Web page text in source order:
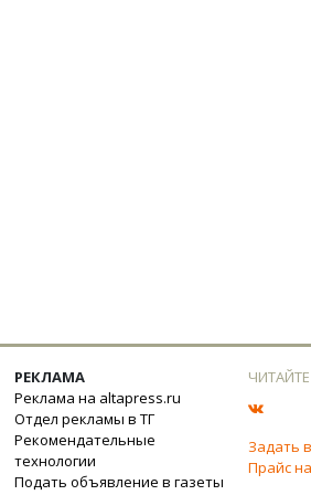
РЕКЛАМА
Реклама на altapress.ru
Отдел рекламы в ТГ
Рекомендательные
технологии
Подать объявление в газеты
Задать
Прайс